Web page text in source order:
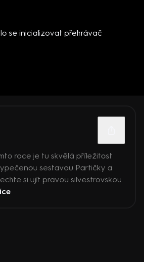
se inicializovat přehrávač
roce je tu skvělá příležitost
sestavou Partičky a
si ujít pravou silvestrovskou